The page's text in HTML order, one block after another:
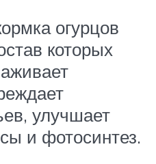
огурцов
которых
улучшает
и фотосинтез.